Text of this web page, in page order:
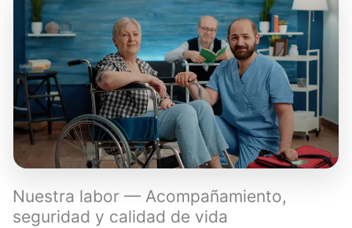
Nuestra labor — Acompañamiento,
seguridad y calidad de vida